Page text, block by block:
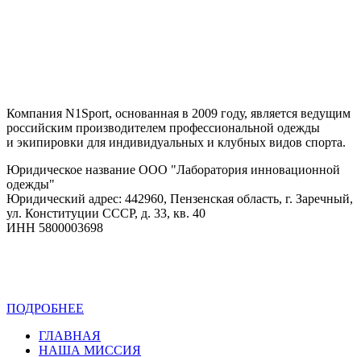
Компания N1Sport, основанная в 2009 году, является ведущим
российским производителем профессиональной одежды
и экипировки для индивидуальных и клубных видов спорта.
Юридическое название ООО "Лаборатория инновационной
одежды"
Юридический адрес: 442960, Пензенская область, г. Заречный,
ул. Конституции СССР, д. 33, кв. 40
ИНН 5800003698
ПОДРОБНЕЕ
ГЛАВНАЯ
НАША МИССИЯ